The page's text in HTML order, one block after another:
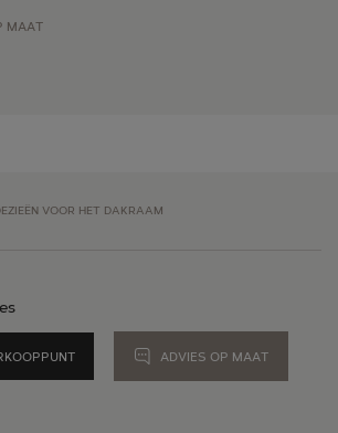
MAAT
VOOR HET DAKRAAM
ADVIES OP MAAT